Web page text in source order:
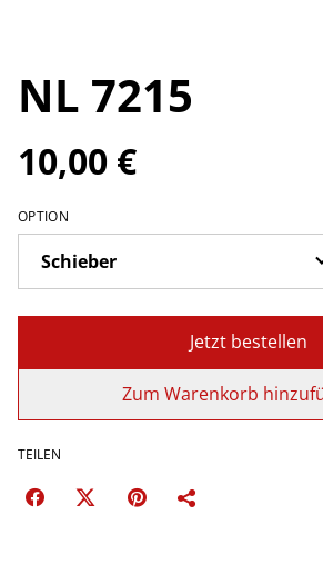
NL 7215
10,00 €
OPTION
Jetzt bestellen
Zum Warenkorb
TEILEN